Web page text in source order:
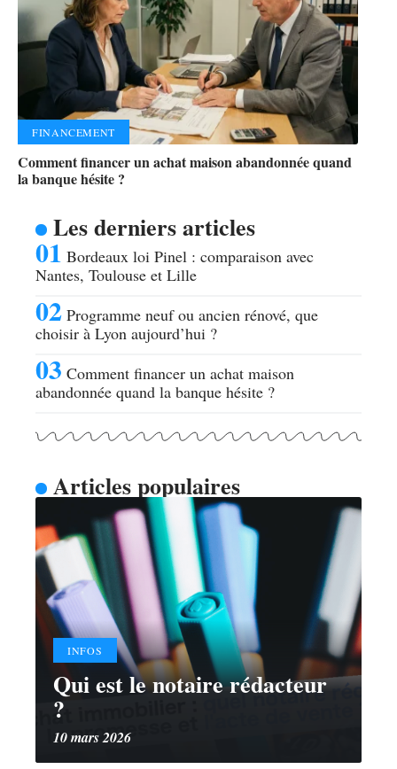
FINANCEMENT
Comment financer un achat maison abandonnée quand
la banque hésite ?
Les derniers articles
Bordeaux loi Pinel : comparaison avec
Nantes, Toulouse et Lille
Programme neuf ou ancien rénové, que
choisir à Lyon aujourd’hui ?
Comment financer un achat maison
abandonnée quand la banque hésite ?
Articles populaires
INFOS
Qui est le notaire rédacteur
?
10 mars 2026